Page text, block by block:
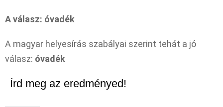
A válasz: óvadék
A magyar helyesírás szabályai szerint tehát a jó
válasz: óvadék
Írd meg az eredményed!